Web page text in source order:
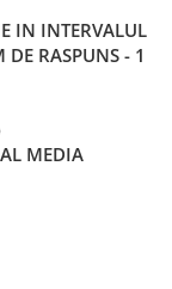
IN INTERVALUL
RASPUNS - 1
MEDIA